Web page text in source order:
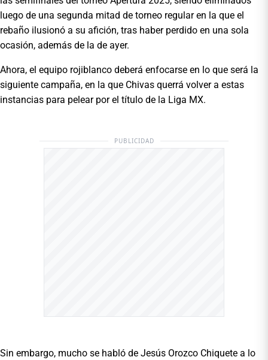
luego de una segunda mitad de torneo regular en la que el
rebaño ilusionó a su afición, tras haber perdido en una sola
ocasión, además de la de ayer.
Ahora, el equipo rojiblanco deberá enfocarse en lo que será la
siguiente campaña, en la que Chivas querrá volver a estas
instancias para pelear por el título de la Liga MX.
PUBLICIDAD
Sin embargo, mucho se habló de Jesús Orozco Chiquete a lo